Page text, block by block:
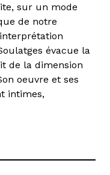
sur un mode
de notre
évacue la
de la dimension
oeuvre et ses
intimes,